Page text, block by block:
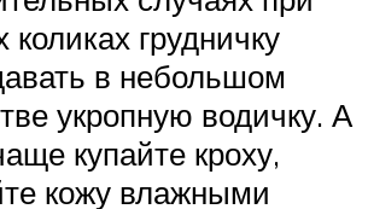
грудничку
в небольшом
укропную водичку. А
купайте кроху,
кожу влажными